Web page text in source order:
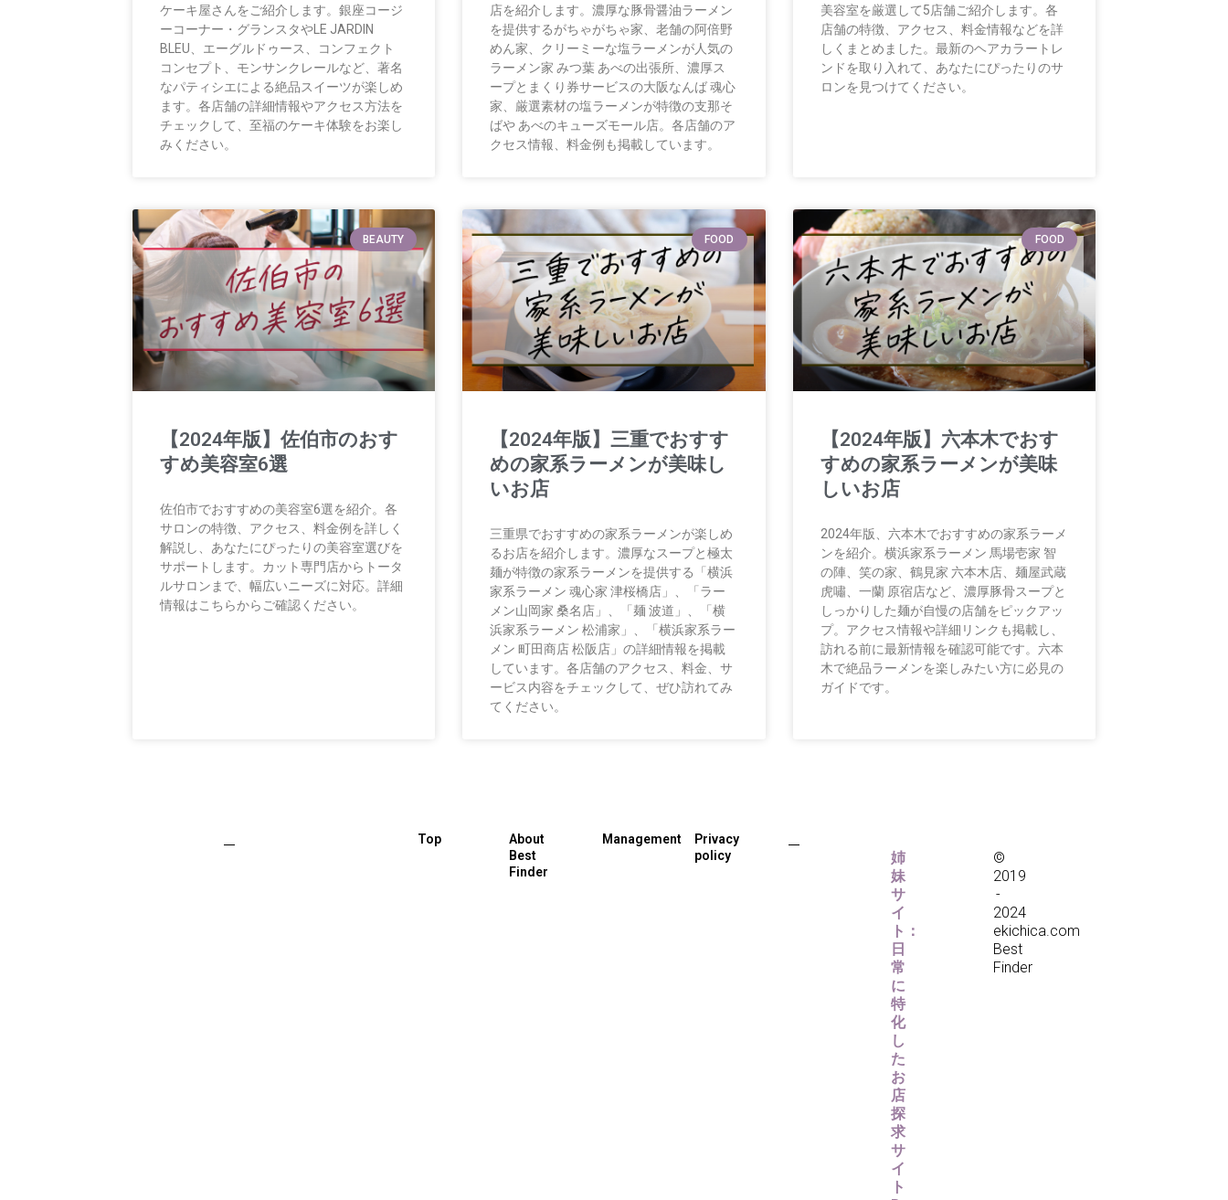
ケーキ屋さんをご紹介します。銀座コージ
ーコーナー・グランスタやLE JARDIN
BLEU、エーグルドゥース、コンフェクト
コンセプト、モンサンクレールなど、著名
なパティシエによる絶品スイーツが楽しめ
ます。各店舗の詳細情報やアクセス方法を
チェックして、至福のケーキ体験をお楽し
みください。
店を紹介します。濃厚な豚骨醤油ラーメン
を提供するがちゃがちゃ家、老舗の阿倍野
めん家、クリーミーな塩ラーメンが人気の
ラーメン家 みつ葉 あべの出張所、濃厚ス
ープとまくり券サービスの大阪なんば 魂心
家、厳選素材の塩ラーメンが特徴の支那そ
ばや あべのキューズモール店。各店舗のア
クセス情報、料金例も掲載しています。
美容室を厳選して5店舗ご紹介します。各
店舗の特徴、アクセス、料金情報などを詳
しくまとめました。最新のヘアカラートレ
ンドを取り入れて、あなたにぴったりのサ
ロンを見つけてください。
BEAUTY
【2024年版】佐伯市のおす
すめ美容室6選
佐伯市でおすすめの美容室6選を紹介。各
サロンの特徴、アクセス、料金例を詳しく
解説し、あなたにぴったりの美容室選びを
サポートします。カット専門店からトータ
ルサロンまで、幅広いニーズに対応。詳細
情報はこちらからご確認ください。
FOOD
【2024年版】三重でおすす
めの家系ラーメンが美味し
いお店
三重県でおすすめの家系ラーメンが楽しめ
るお店を紹介します。濃厚なスープと極太
麺が特徴の家系ラーメンを提供する「横浜
家系ラーメン 魂心家 津桜橋店」、「ラー
メン山岡家 桑名店」、「麺 波道」、「横
浜家系ラーメン 松浦家」、「横浜家系ラー
メン 町田商店 松阪店」の詳細情報を掲載
しています。各店舗のアクセス、料金、サ
ービス内容をチェックして、ぜひ訪れてみ
てください。
FOOD
【2024年版】六本木でおす
すめの家系ラーメンが美味
しいお店
2024年版、六本木でおすすめの家系ラーメ
ンを紹介。横浜家系ラーメン 馬場壱家 智
の陣、笑の家、鶴見家 六本木店、麺屋武蔵
虎嘯、一蘭 原宿店など、濃厚豚骨スープと
しっかりした麺が自慢の店舗をピックアッ
プ。アクセス情報や詳細リンクも掲載し、
訪れる前に最新情報を確認可能です。六本
木で絶品ラーメンを楽しみたい方に必見の
ガイドです。
Top
About
Best
Finder
Management
Privacy
policy
姉
妹
サ
イ
ト：
日
常
に
特
化
し
た
お
店
探
求
サ
イ
ト
©
2019
-
2024
ekichica.com
Best
Finder